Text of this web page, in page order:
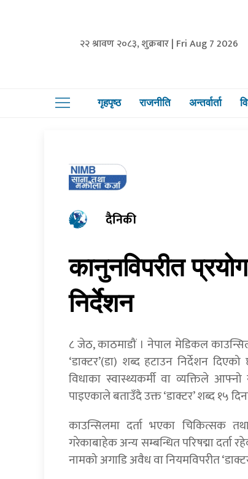
२२ श्रावण २०८३, शुक्रबार | Fri Aug 7 2026
गृहपृष्ठ राजनीति अन्तर्वार्ता
दैनिकी
कानुनविपरीत
निर्देशन
८ जेठ, काठमाडौं । नेपाल मेडिकल
‘डाक्टर’(डा) शब्द हटाउन निर्देशन
विधाका स्वास्थ्यकर्मी वा व्यक्तिले आफ्नो
पाइएकाले बताउँदै उक्त ‘डाक्टर’ शब्द १५
काउन्सिलमा दर्ता भएका चिकित्सक
गरेकाबाहेक अन्य सम्बन्धित परिषद्मा दर्ता
नामको अगाडि अवैध वा नियमविपरीत